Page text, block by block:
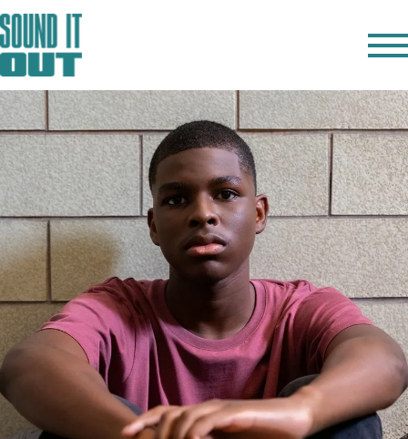
IN ENGLISH
OBSERVA
ESCUCHA
HABLA
REFLEXIONA
RECURSOS
Ver